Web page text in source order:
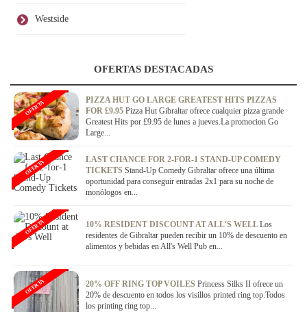
Westside
OFERTAS DESTACADAS
PIZZA HUT GO LARGE GREATEST HITS PIZZAS
FOR £9.95 Pizza Hut Gibraltar ofrece cualquier pizza grande
Greatest Hits por £9.95 de lunes a jueves.La promocion Go
Large...
OFERTA
LAST CHANCE FOR 2-FOR-1 STAND-UP COMEDY
TICKETS Stand-Up Comedy Gibraltar ofrece una última
oportunidad para conseguir entradas 2x1 para su noche de
monólogos en...
OFERTA
10% RESIDENT DISCOUNT AT ALL'S WELLLos
residentes de Gibraltar pueden recibir un 10% de descuento en
alimentos y bebidas en All's Well Pub en...
OFERTA
20% OFF RING TOP VOILES Princess Silks II ofrece un
20% de descuento en todos los visillos printed ring top.Todos
los printing ring top...
OFERTA